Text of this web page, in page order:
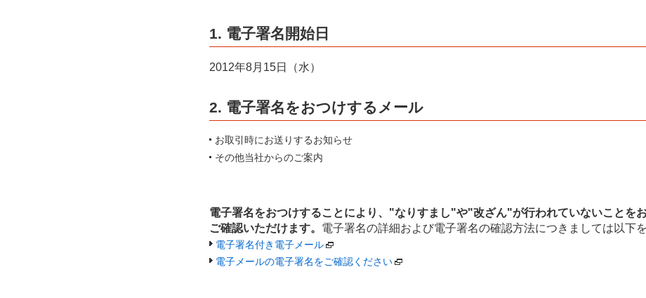
1. 電子署名開始日
2012年8月15日（水）
2. 電子署名をおつけするメール
お取引時にお送りするお知らせ
その他当社からのご案内
電子署名をおつけすることにより、"なりすまし"や"改ざん"が行われていないことを
ご確認いただけます。 電子署名の詳細および電子署名の確認方法につきましては以下
電子署名付き電子メール
電子メールの電子署名をご確認ください